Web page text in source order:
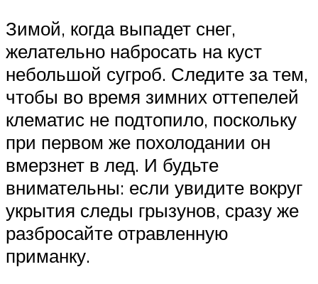
Зимой, когда выпадет снег,
желательно набросать на куст
небольшой сугроб. Следите за тем,
чтобы во время зимних оттепелей
клематис не подтопило, поскольку
при первом же похолодании он
вмерзнет в лед. И будьте
внимательны: если увидите вокруг
укрытия следы грызунов, сразу же
разбросайте отравленную
приманку.